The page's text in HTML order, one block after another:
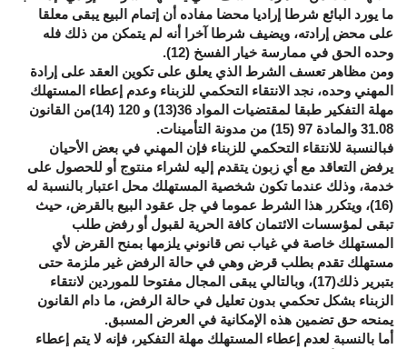
ما يورد البائع شرطا إراديا محضا مفاده أن إتمام البيع يبقى معلقا
على محض إرادته، ويضيف شرطا آخرا أنه لم يتمكن من ذلك فله
وحده الحق في ممارسة خيار الفسخ (12).
ومن مظاهر تعسف الشرط الذي يعلق على تكوين العقد على إرادة
المهني وحده، نجد الانتقاء التحكمي للزبناء وعدم إعطاء المستهلك
مهلة التفكير طبقا لمقتضيات المواد 36
(13) و 120 (14)من القانون
31.08 والمادة 97 (15) من مدونة التأمينات.
فبالنسبة للانتقاء التحكمي للزبناء فإن المهني في بعض الأحيان
يرفض التعاقد مع أي زبون يتقدم إليه لشراء منتوج أو للحصول على
خدمة، وذلك عندما تكون شخصية المستهلك محل اعتبار بالنسبة له
(16)، ويتكرر هذا الشرط عموما في جل عقود البيع بالقرض، حيث
تبقى لمؤسسات الائتمان كافة الحرية لقبول أو رفض طلب
المستهلك خاصة في غياب نص قانوني يلزمها بمنح القرض لأي
مستهلك تقدم بطلب قرض وهي في حالة الرفض غير ملزمة حتى
بتبرير ذلك(17)، وبالتالي يبقى المجال مفتوحا للموردين لانتقاء
الزبناء بشكل تحكمي بدون تعليل في حالة الرفض، ما دام القانون
يمنحه حق تضمين هذه الإمكانية في العرض المسبق.
أما بالنسبة لعدم إعطاء المستهلك مهلة التفكير، فإنه لا يتم إعطاء